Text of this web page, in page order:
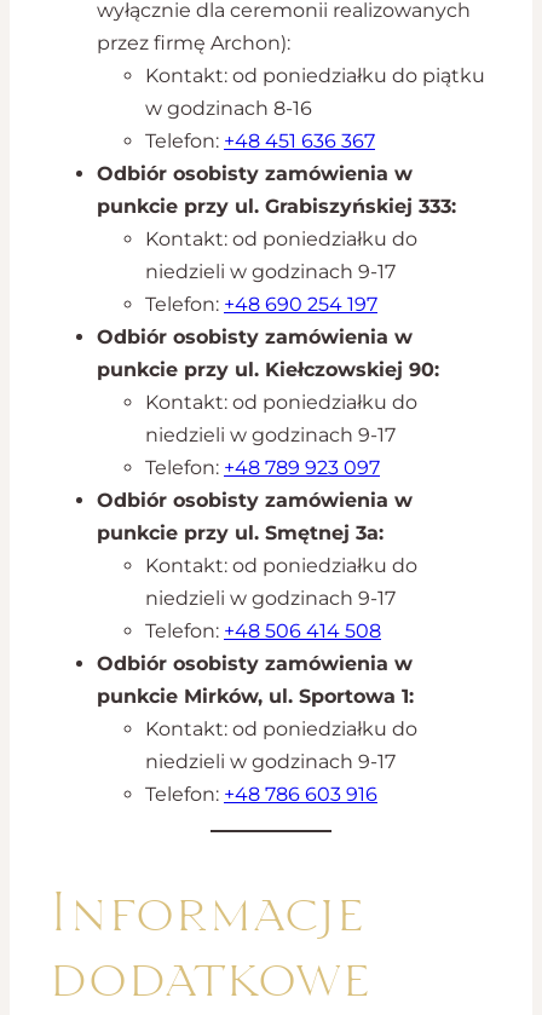
wyłącznie dla ceremonii realizowanych
przez firmę Archon):
Kontakt: od poniedziałku do piątku
w godzinach 8-16
Telefon: +48 451 636 367
Odbiór osobisty zamówienia w
punkcie przy ul. Grabiszyńskiej 333:
Kontakt: od poniedziałku do
niedzieli w godzinach 9-17
Telefon: +48 690 254 197
Odbiór osobisty zamówienia w
punkcie przy ul. Kiełczowskiej 90:
Kontakt: od poniedziałku do
niedzieli w godzinach 9-17
Telefon: +48 789 923 097
Odbiór osobisty zamówienia w
punkcie przy ul. Smętnej 3a:
Kontakt: od poniedziałku do
niedzieli w godzinach 9-17
Telefon: +48 506 414 508
Odbiór osobisty zamówienia w
punkcie Mirków, ul. Sportowa 1:
Kontakt: od poniedziałku do
niedzieli w godzinach 9-17
Telefon: +48 786 603 916
Informacje
dodatkowe